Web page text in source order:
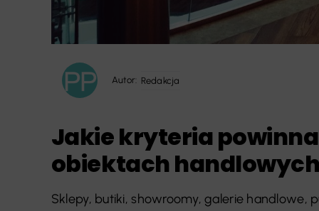
Autor: Redakcja
Jakie kryteria powinna
obiektach
Sklepy, butiki, showroomy, galerie handlowe,